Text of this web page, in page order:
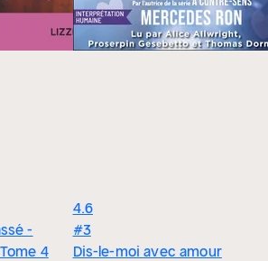
-
4
4.6
#3
Dis-le-moi avec amour